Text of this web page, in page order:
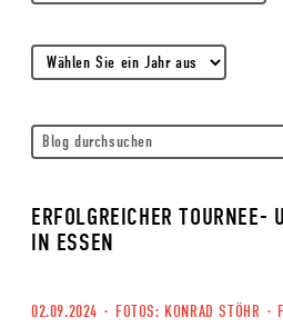
ERFOLGREICHER TOURNEE-
IN ESSEN
02.09.2024 · FOTOS: KONRAD STÖHR ·